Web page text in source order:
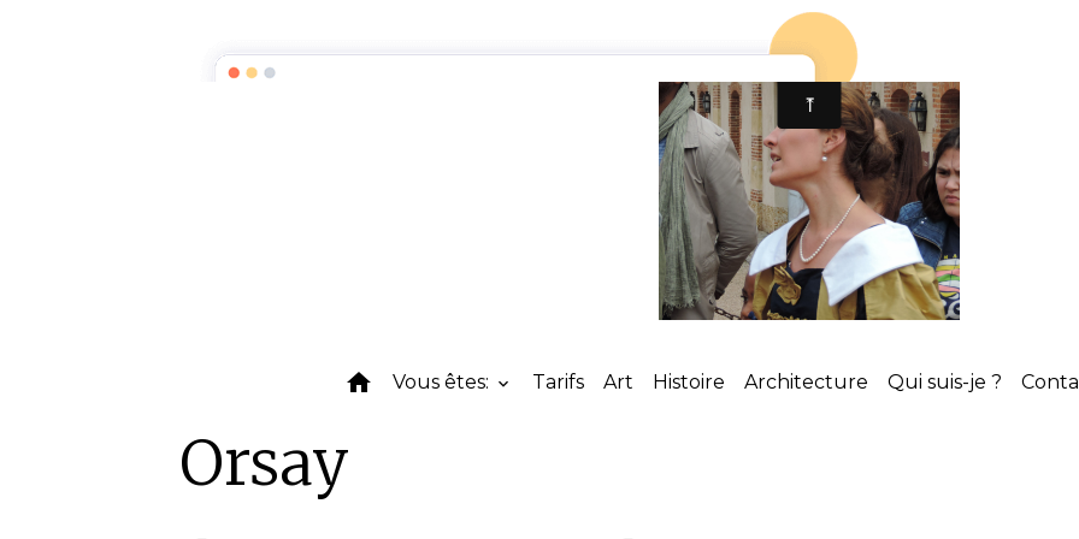
Vous êtes: Tarifs Art Histoire Architecture Qui suis-je ?
Orsay